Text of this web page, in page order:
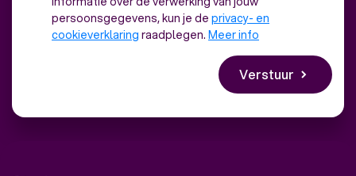
persoonsgegevens, kun je de privacy- en
cookieverklaring raadplegen. Meer info